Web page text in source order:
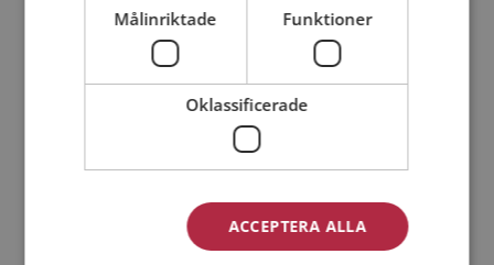
Min ålder:
Medlemsvillkoren
Målinriktade Funktioner
Oklassificerade
ACCEPTERA ALLA